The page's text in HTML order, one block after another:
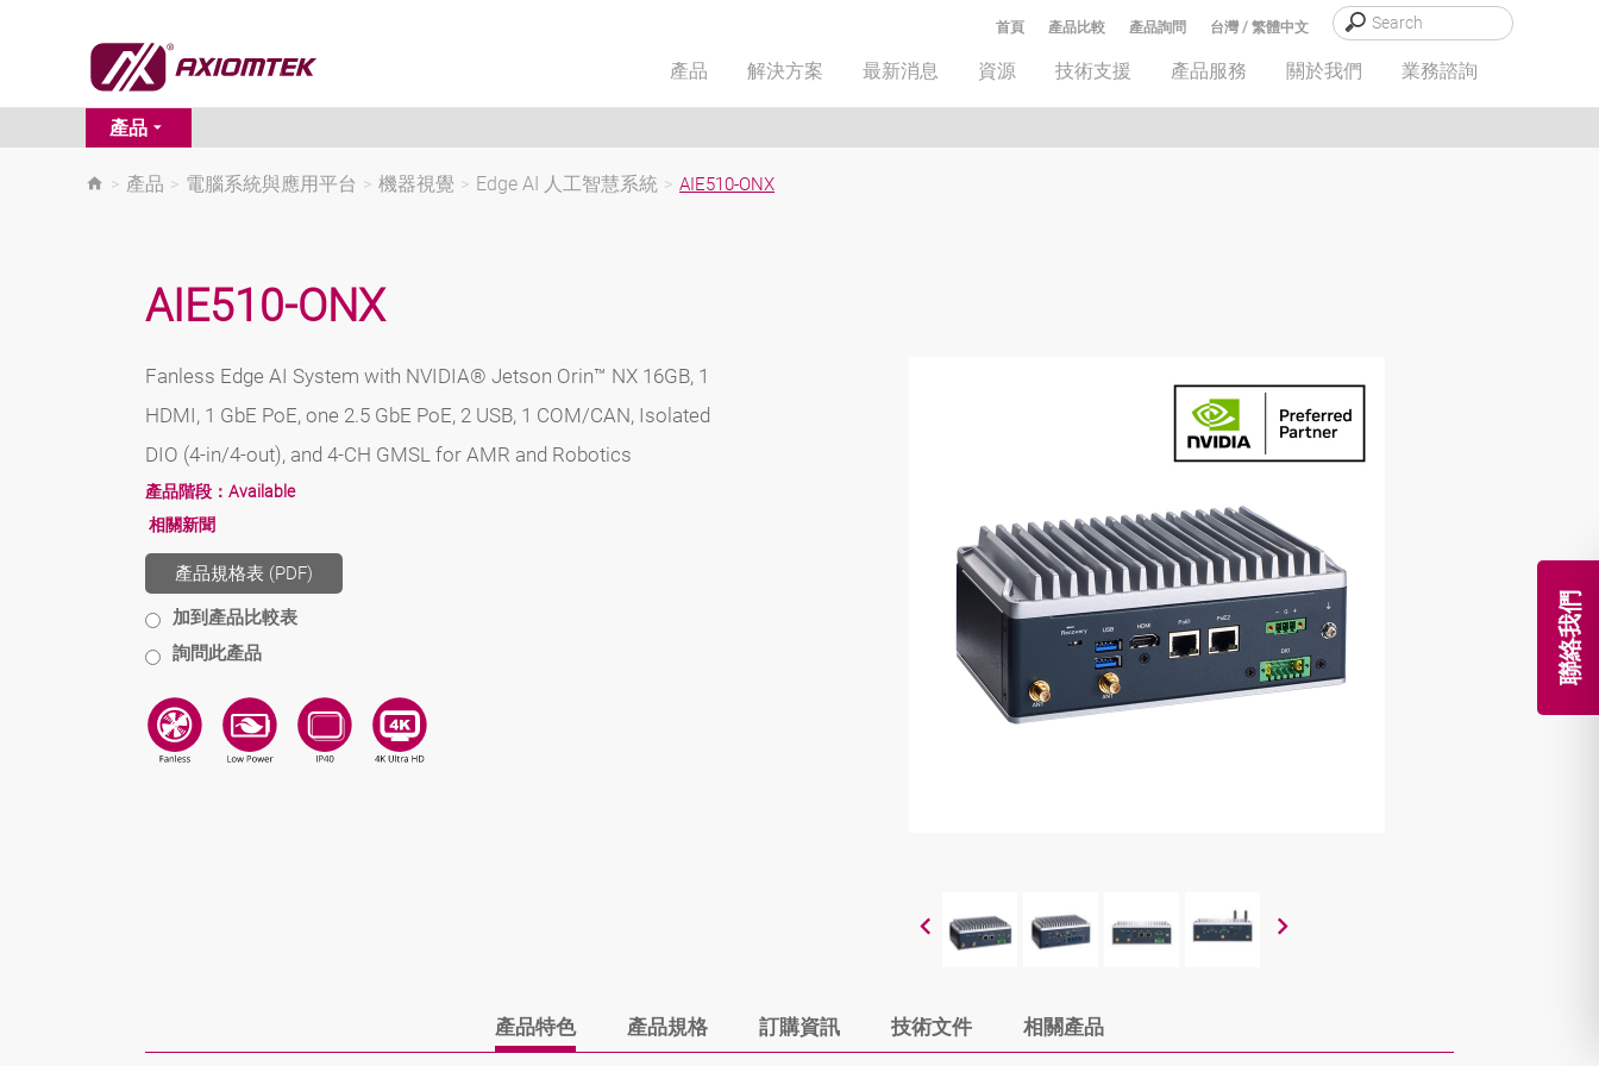
聯絡我們
台灣 / 繁體中文
產品詢問
產品比較
首頁
產品 解決方案 最新消息 資源 技術支援 產品服務 關於我們 業務諮詢
產品
> 產品 > 電腦系統與應用平台 > 機器視覺 > Edge AI 人工智慧系統 > AIE510-ONX
AIE510-ONX
Fanless Edge AI System with NVIDIA® Jetson Orin™ NX 16GB, 1
HDMI, 1 GbE PoE, one 2.5 GbE PoE, 2 USB, 1 COM/CAN, Isolated
DIO (4-in/4-out), and 4-CH GMSL for AMR and Robotics
產品階段： Available
相關新聞
產品規格表 (PDF)
加到產品比較表
詢問此產品
產品特色 產品規格 訂購資訊 技術文件 相關產品